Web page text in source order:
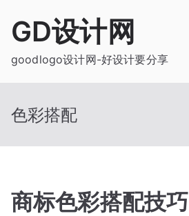
GD设计网
goodlogo设计网-好设计要分享
色彩搭配
商标色彩搭配技